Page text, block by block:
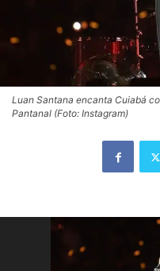
Luan Santana encanta Cuiabá
Pantanal (Foto: Instagram)